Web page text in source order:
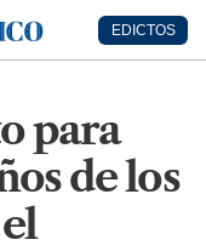
EDICTOS
para
de los